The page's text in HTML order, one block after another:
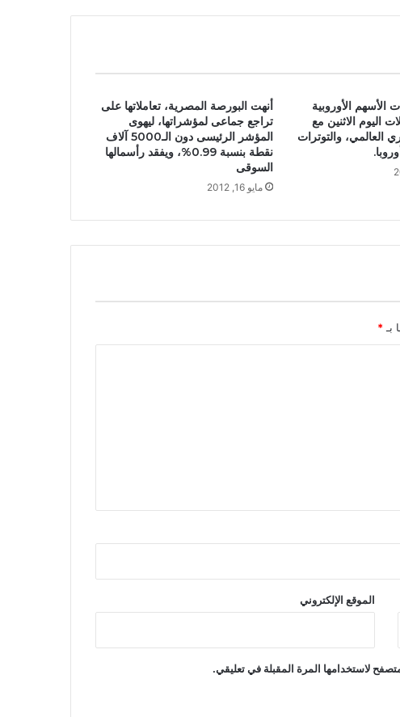
الأوروبية
اليوم الاثنين مع
العالمي، والتوترات
أنهت البورصة المصرية، تعاملاتها على
تراجع جماعى لمؤشراتها، ليهوى
المؤشر الرئيسى دون الـ5000 آلاف
نقطة بنسبة 0.99%، ويفقد رأسمالها
السوقى
مايو 16, 2012
بـ *
الموقع الإلكتروني
لاستخدامها المرة المقبلة في تعليقي.